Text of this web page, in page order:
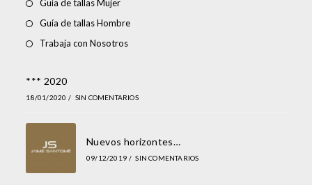
Guía de tallas Mujer
Guía de tallas Hombre
Trabaja con Nosotros
*** 2020
18/01/2020 / SIN COMENTARIOS
Nuevos horizontes…
09/12/2019 / SIN COMENTARIOS